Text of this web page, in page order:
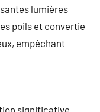
lumières
poils et convertie
empêchant
significative,